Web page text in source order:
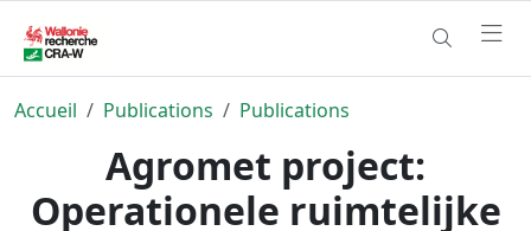
Accueil Publications Publications
Agromet project:
Operationele ruimtelijke